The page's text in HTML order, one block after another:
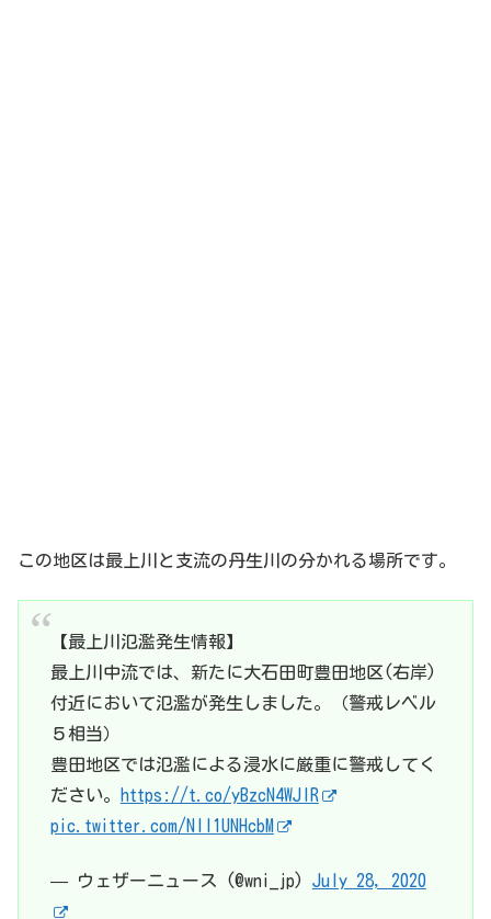
この地区は最上川と支流の丹生川の分かれる場所です。
【最上川氾濫発生情報】
最上川中流では、新たに大石田町豊田地区(右岸)
付近において氾濫が発生しました。（警戒レベル
５相当）
豊田地区では氾濫による浸水に厳重に警戒してく
ださい。
https://t.co/yBzcN4WJIR
pic.twitter.com/Nll1UNHcbM
— ウェザーニュース (@wni_jp) July 28, 2020